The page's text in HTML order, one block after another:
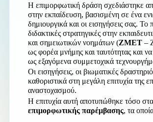
Η επιμορφωτική δράση σχεδιάστηκε
στην εκπαίδευση, βασισμένη σε ένα
δημιουργικά και οι εισηγήσεις σας. Το
διδακτικές στρατηγικές στην
και σημειωτικών νοημάτων (ZMET –
ως φορέα μνήμης και ταυτότητας και
ως εξαγόμενα συμμετοχικά
Οι εισηγήσεις, οι βιωματικές
καθοριστικά στη μεγάλη επιτυχία της
αναστοχασμού.
Η επιτυχία αυτή αποτυπώθηκε τόσο
επιμορφωτικής παρέμβασης, τα